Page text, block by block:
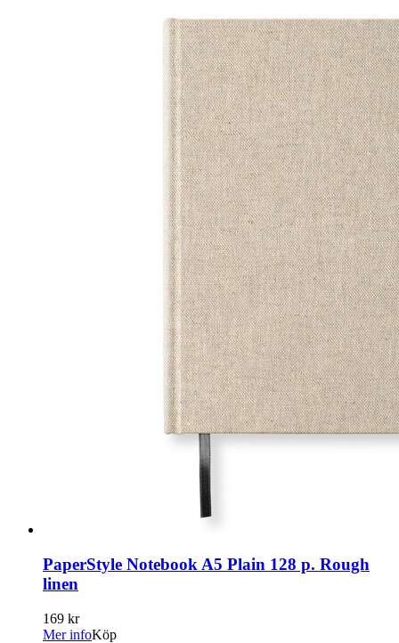
PaperStyle Notebook A5 Plain 128 p. Rough
linen
169 kr
Mer infoKöp